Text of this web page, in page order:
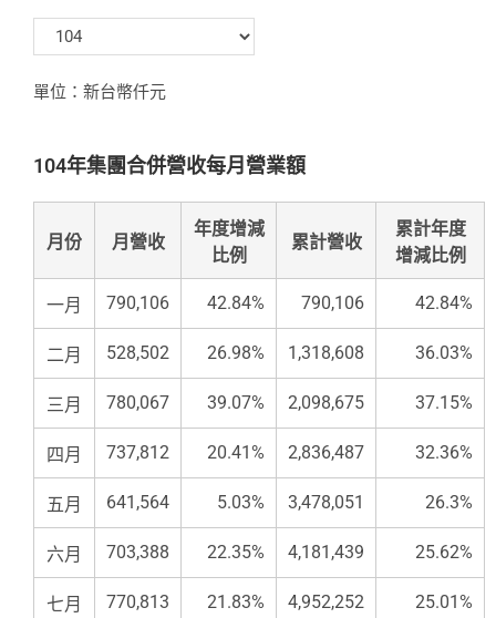
單位：新台幣仟元
104年集團合併營收每月營業額
月份 月營收
年度增減
比例
累計營收
累計年度
增減比例
一月 790,106 42.84% 790,106 42.84%
二月 528,502 26.98% 1,318,608 36.03%
三月 780,067 39.07% 2,098,675 37.15%
四月 737,812 20.41% 2,836,487 32.36%
五月 641,564 5.03% 3,478,051 26.3%
六月 703,388 22.35% 4,181,439 25.62%
七月 770,813 21.83% 4,952,252 25.01%